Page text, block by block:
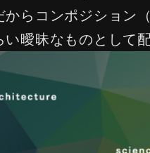
らコンポジション
曖昧なものとして